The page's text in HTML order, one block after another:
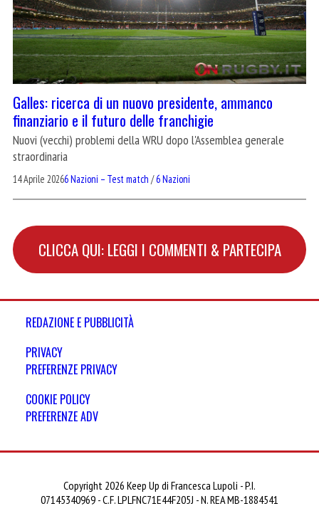
Galles: ricerca di un nuovo presidente, ammanco
finanziario e il futuro delle franchigie
Nuovi (vecchi) problemi della WRU dopo l'Assemblea generale
straordinaria
14 Aprile 20266 Nazioni – Test match /6 Nazioni
CLICCA QUI: LEGGI I COMMENTI & PARTECIPA
REDAZIONE E PUBBLICITÀ
PRIVACY
PREFERENZE PRIVACY
COOKIE POLICY
PREFERENZE ADV
Copyright 2026 Keep Up di Francesca Lupoli - P.I.
07145340969 - C.F. LPLFNC71E44F205J - N. REA MB-1884541